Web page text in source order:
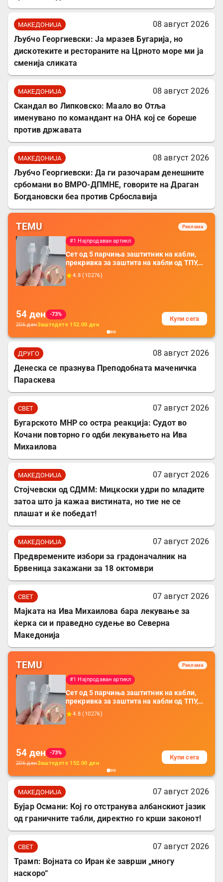
МАКЕДОНИЈА
08 август 2026
Љубчо Георгиевски: Ја мразев Бугарија, но
дискотеките и рестораните на Црното море ми ја
сменија сликата
МАКЕДОНИЈА
08 август 2026
Скандал во Липковско: Маало во Отља
именувано по командант на ОНА кој се бореше
против државата
МАКЕДОНИЈА
08 август 2026
Љубчо Георгиевски: Да ги разочарам денешните
србомани во ВМРО-ДПМНЕ, говорите на Драган
Богдановски беа против Србославија
TEMU Реклама
#1 Најпродаван артикл
Сет од 5 парчиња заштитник на кабли,
прекривка за заштита на кабли од ТПУ,
додатоци за заштита на кабли, без
батерија, за мобилни телефони, комплет
4.8 ( 10276)
54 ден
-73%
206денЗаштедете 152.00 ден
Купи сега
ДРУГО
08 август 2026
Денеска се празнува Преподобната маченичка
Параскева
СВЕТ
07 август 2026
Бугарското МНР со остра реакција: Судот во
Кочани повторно го одби лекувањето на Ива
Михаилова
МАКЕДОНИЈА
07 август 2026
Стојчевски од СДММ: Мицкоски удри по младите
затоа што ја кажаа вистината, но тие не се
плашат и ќе победат!
МАКЕДОНИЈА
07 август 2026
Предвремените избори за градоначалник на
Брвеница закажани за 18 октомври
СВЕТ
07 август 2026
Мајката на Ива Михаилова бара лекување за
ќерка си и праведно судење во Северна
Македонија
TEMU Реклама
#1 Најпродаван артикл
Сет од 5 парчиња заштитник на кабли,
прекривка за заштита на кабли од ТПУ,
додатоци за заштита на кабли, без
батерија, за мобилни телефони, комплет
4.8 ( 10276)
54 ден
-73%
206денЗаштедете 152.00 ден
Купи сега
МАКЕДОНИЈА
07 август 2026
Бујар Османи: Кој го отстранува албанскиот јазик
од граничните табли, директно го крши законот!
СВЕТ
07 август 2026
Трамп: Војната со Иран ќе заврши „многу
наскоро“